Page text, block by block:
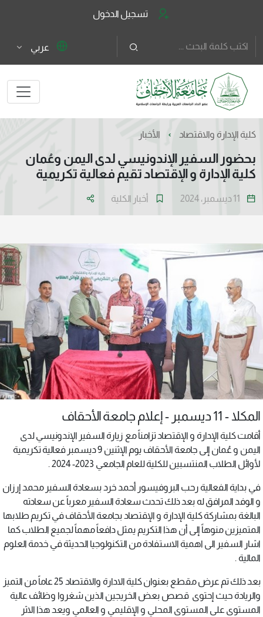
تسجيل الدخول
عربي
كلية الإدارة والاقتصاد الأخبار
بحضور السفير الإندونيسي لدى اليمن وعُمان
كلية الإدارة و الإقتصاد تقيم فعالية تكريمية
11 ديسمبر، 2024 أخبار الكلية
المكلا - 11 ديسمبر - إعلام جامعة الأحقاف
أقامت كلية الإدارة و الإقتصاد تزامناً مع زيارة السفير الإندونيسي لدى
اليمن و عُمان إلى جامعة الأحقاف يوم الإثنين 9 ديسمبر فعالية تكريمية
لأوائل الطلاب المنتسبين للكلية للعام الجامعي 2023- 2024 .
في بداية الفعالية رحب البروفيسور أحمد خرد بسعادة السفير محمد إرزان
و الوفد المرافق له بعد ذلك تحدث سعادة السفير معرباً عن سعادته
البالغة بمشاركة كلية الإدارة و الإقتصاد بجامعة الأحقاف في تكريم طلابها
المتميزين منوهاً إلى أن هذا التكريم يمثل دافعاً مهماً لجميع الطلاب كما
اشار السفير الى اهمية الاستفادة من التكنولوجيا الحديثة في خدمة العلوم
المالية .
بعد ذلك تم عرض مقطع بعنوان كلية الادارة والاقتصاد 25 عاماً من التميز
والريادة حيث إحتوى قصص بعض الخريجين الذين شغروا وظائف عالية
المستوى على المستوى المحلي و الإقليمي و العالمي ويعد هذا الاثر